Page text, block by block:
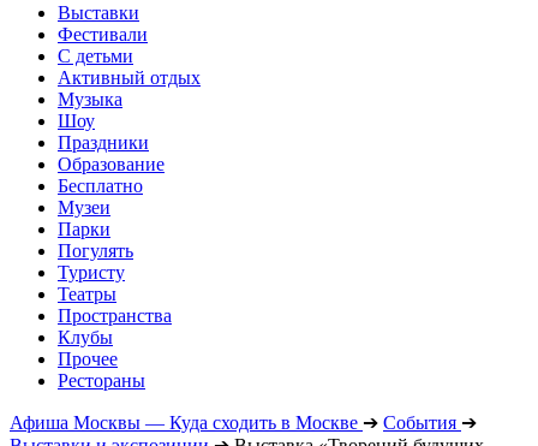
Выставки
Фестивали
С детьми
Активный отдых
Музыка
Шоу
Праздники
Образование
Бесплатно
Музеи
Парки
Погулять
Туристу
Театры
Пространства
Клубы
Прочее
Рестораны
Афиша Москвы — Куда сходить в Москве ➔ События ➔